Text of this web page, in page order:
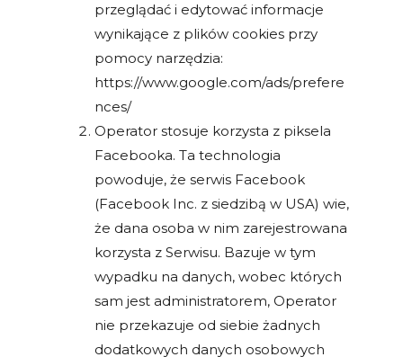
przeglądać i edytować informacje
wynikające z plików cookies przy
pomocy narzędzia:
https://www.google.com/ads/prefere
nces/
Operator stosuje korzysta z piksela
Facebooka. Ta technologia
powoduje, że serwis Facebook
(Facebook Inc. z siedzibą w USA) wie,
że dana osoba w nim zarejestrowana
korzysta z Serwisu. Bazuje w tym
wypadku na danych, wobec których
sam jest administratorem, Operator
nie przekazuje od siebie żadnych
dodatkowych danych osobowych